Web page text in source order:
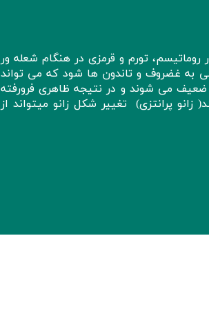
تورم و قرمزی در هنگام شعله ور
به غضروف و تاندون ها شود که می تواند
ضعیف می شوند و در نتیجه ظاهری فرورفته
پرانتزی) تغییر شکل زانو میتواند از